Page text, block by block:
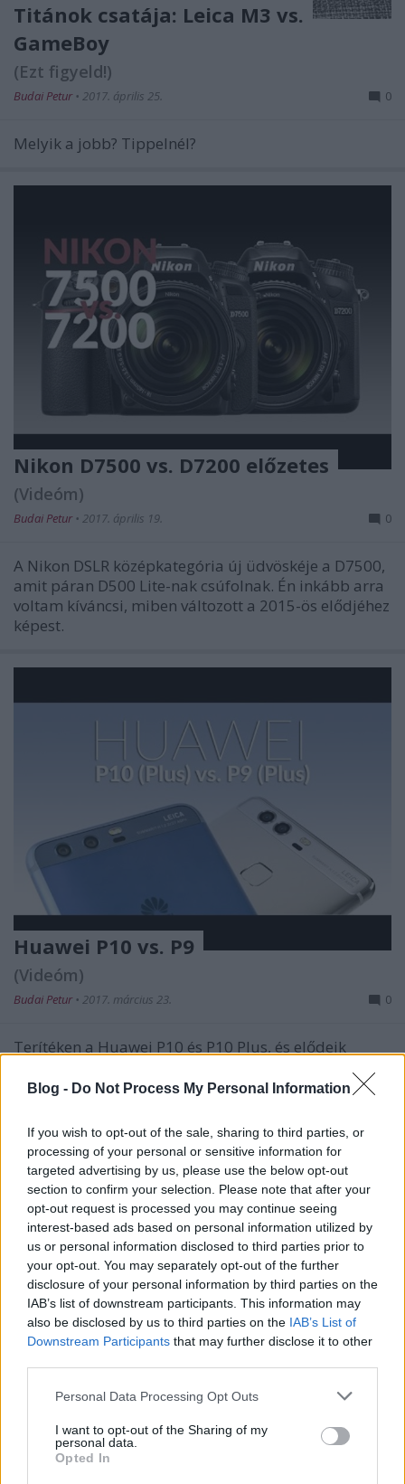
Blog - Do Not Process My Personal Information
If you wish to opt-out of the sale, sharing to third parties, or
processing of your personal or sensitive information for
targeted advertising by us, please use the below opt-out
section to confirm your selection. Please note that after your
opt-out request is processed you may continue seeing
interest-based ads based on personal information utilized by
us or personal information disclosed to third parties prior to
your opt-out. You may separately opt-out of the further
disclosure of your personal information by third parties on the
IAB’s list of downstream participants. This information may
also be disclosed by us to third parties on the IAB’s List of
Downstream Participants that may further disclose it to other
Please note that this website/app uses one or more Google
not limited to your visit or usage behaviour. You may click to
grant or deny consent to Google and its third-party tags to
use your data for below specified purposes in below Google
Personal Data Processing Opt Outs
I want to opt-out of the Sharing of my
personal data.
Opted In
Titánok csatája: Leica M3 vs.
GameBoy
(Ezt figyeld!)
Budai Petur • 2017. április 25. 0
Melyik a jobb? Tippelnél?
Nikon D7500 vs. D7200 előzetes
(Videóm)
Budai Petur • 2017. április 19. 0
A Nikon DSLR középkategória új üdvöskéje a D7500,
amit páran D500 Lite-nak csúfolnak. Én inkább arra
voltam kíváncsi, miben változott a 2015-ös elődjéhez
képest.
Huawei P10 vs. P9
(Videóm)
Budai Petur • 2017. március 23. 0
Terítéken a Huawei P10 és P10 Plus, és elődeik
előzőtől? Kicsit azért egyéb különbségeket is
Canon EOS 77D vs. 80D
összehasonlítás